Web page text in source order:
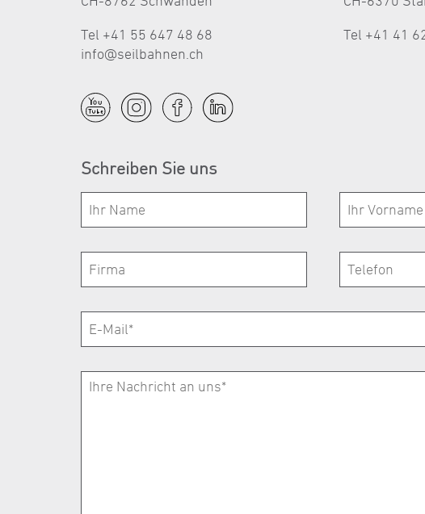
Tel +41 55 647 48 68
nf
s lb hn n ch
Tel +41 41
Schreiben Sie uns